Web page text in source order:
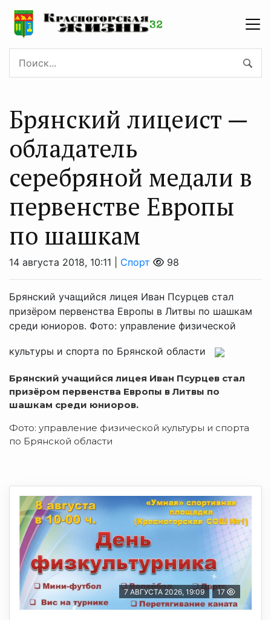
Брянский лицеист —
обладатель
серебряной медали в
первенстве Европы
по шашкам
14 августа 2018, 10:11 | Спорт 98
Брянский учащийся лицея Иван Псурцев стал
призёром первенства Европы в Литвы по шашкам
среди юниоров. Фото: управление физической
культуры и спорта по Брянской области
Брянский учащийся лицея Иван Псурцев стал
призёром первенства Европы в Литвы по
шашкам среди юниоров.
Фото: управление физической культуры и спорта
по Брянской области
7 АВГУСТА 2026, 19:09 17